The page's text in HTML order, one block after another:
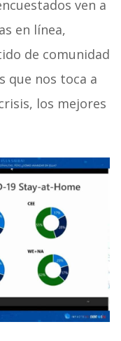
ven a
en línea,
de comunidad
que nos toca a
los mejores